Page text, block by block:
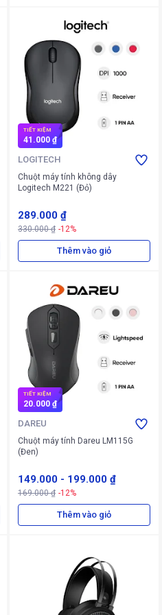
TIẾT KIỆM
41.000 ₫
LOGITECH
Chuột máy tính không dây
Logitech M221 (Đỏ)
289.000 ₫
330.000 ₫ -12%
Thêm vào giỏ
TIẾT KIỆM
20.000 ₫
DAREU
Chuột máy tính Dareu LM115G
(Đen)
149.000 - 199.000 ₫
169.000 ₫ -12%
Thêm vào giỏ